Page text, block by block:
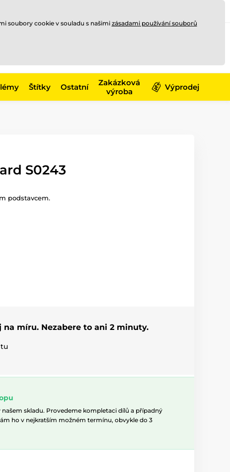
Štítky Ostatní
Zakázková
výroba
Výprodej
S0243
podstavcem.
míru. Nezabere to ani 2 minuty.
našem skladu. Provedeme kompletaci dílů a případný
ho v nejkratším možném termínu, obvykle do 3
soubory cookie v souladu s našimi zásadami používání souborů